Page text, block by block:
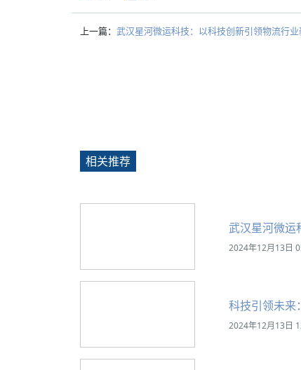
上一篇： 武汉星河微运科技：以科技创新引领物流行
相关推荐
武汉星河微运
2024年12月13日
科技引领未来
2024年12月13日